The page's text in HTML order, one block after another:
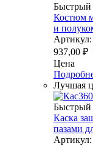
Быстрый
Костюм
и
937,00 ₽
Цена
Лучшая
Быстрый
Каска
пазами